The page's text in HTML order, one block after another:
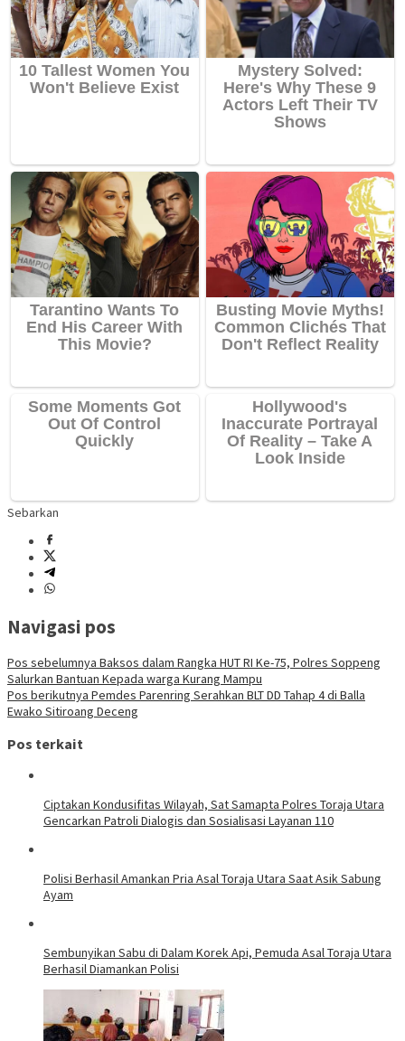
Sebarkan
Navigasi pos
Pos sebelumnya Baksos dalam Rangka HUT RI Ke-75, Polres Soppeng
Salurkan Bantuan Kepada warga Kurang Mampu
Pos berikutnya Pemdes Parenring Serahkan BLT DD Tahap 4 di Balla
Ewako Sitiroang Deceng
Pos terkait
Ciptakan Kondusifitas Wilayah, Sat Samapta Polres Toraja Utara
Gencarkan Patroli Dialogis dan Sosialisasi Layanan 110
Polisi Berhasil Amankan Pria Asal Toraja Utara Saat Asik Sabung
Ayam
Sembunyikan Sabu di Dalam Korek Api, Pemuda Asal Toraja Utara
Berhasil Diamankan Polisi